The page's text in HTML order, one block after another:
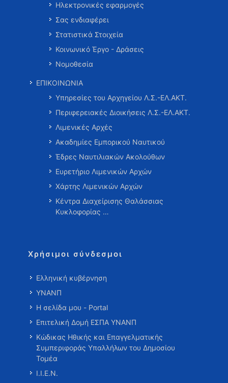
Ηλεκτρονικές εφαρμογές
Σας ενδιαφέρει
Στατιστικά Στοιχεία
Κοινωνικό Έργο - Δράσεις
Νομοθεσία
ΕΠΙΚΟΙΝΩΝΙΑ
Υπηρεσίες του Αρχηγείου Λ.Σ.-ΕΛ.ΑΚΤ.
Περιφερειακές Διοικήσεις Λ.Σ.-ΕΛ.ΑΚΤ.
Λιμενικές Αρχές
Ακαδημίες Εμπορικού Ναυτικού
Έδρες Ναυτιλιακών Ακολούθων
Ευρετήριο Λιμενικών Αρχών
Χάρτης Λιμενικών Αρχών
Κέντρα Διαχείρισης Θαλάσσιας
Κυκλοφορίας …
Χρήσιμοι σύνδεσμοι
Ελληνική κυβέρνηση
ΥΝΑΝΠ
Η σελίδα μου - Portal
Επιτελική Δομή ΕΣΠΑ ΥΝΑΝΠ
Κώδικας Ηθικής και Επαγγελματικής
Συμπεριφοράς Υπαλλήλων του Δημοσίου
Τομέα
Ι.Ι.Ε.Ν.